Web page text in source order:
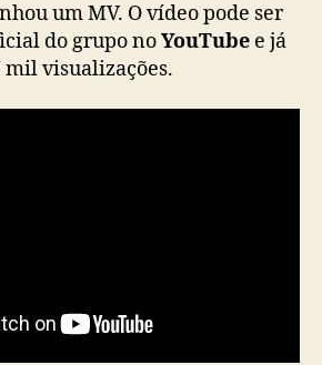
m
i
õ
um MV. O vídeo pode ser
do grupo noYouTube e já
mil visualizações.